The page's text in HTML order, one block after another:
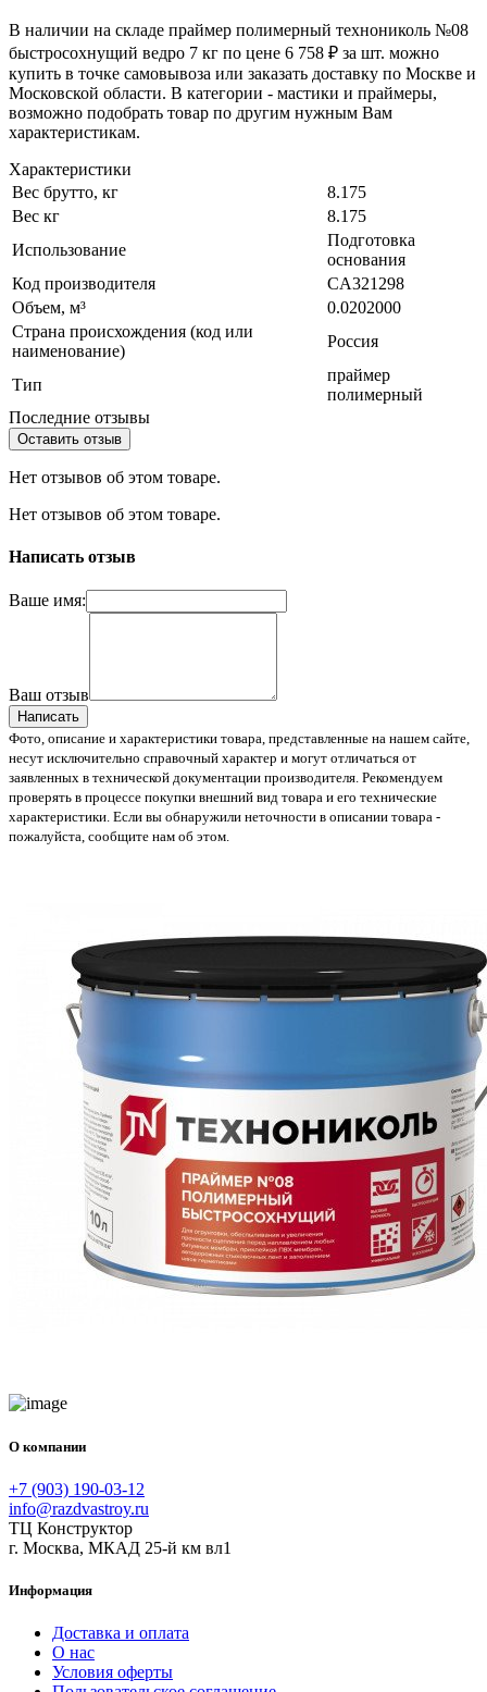
В наличии на складе праймер полимерный технониколь №08
быстросохнущий ведро 7 кг по цене 6 758 ₽ за шт. можно
купить в точке самовывоза или заказать доставку по Москве и
Московской области. В категории - мастики и праймеры,
возможно подобрать товар по другим нужным Вам
характеристикам.
Характеристики
Вес брутто, кг
8.175
Вес кг
8.175
Использование
Подготовка
основания
Код производителя
CA321298
Объем, м³
0.0202000
Страна происхождения (код или
наименование)
Россия
Тип
праймер
полимерный
Последние отзывы
Оставить отзыв
Нет отзывов об этом товаре.
Нет отзывов об этом товаре.
Написать отзыв
Ваше имя:
Ваш отзыв
Написать
Фото, описание и характеристики товара, представленные на нашем сайте,
несут исключительно справочный характер и могут отличаться от
заявленных в технической документации производителя. Рекомендуем
проверять в процессе покупки внешний вид товара и его технические
характеристики. Если вы обнаружили неточности в описании товара -
пожалуйста, сообщите нам об этом.
О компании
+7 (903) 190-03-12
info@razdvastroy.ru
ТЦ Конструктор
г. Москва, МКАД 25-й км вл1
Информация
Доставка и оплата
О нас
Условия оферты